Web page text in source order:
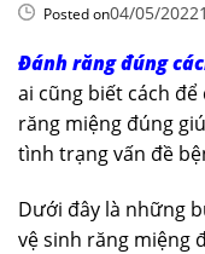
Posted on04/05/2022
Đánh răng đúng
ai cũng biết cách
răng miệng đúng
tình trạng vấn đề
Dưới đây là những
vệ sinh răng miệng